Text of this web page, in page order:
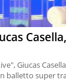
Giucas
balletto super